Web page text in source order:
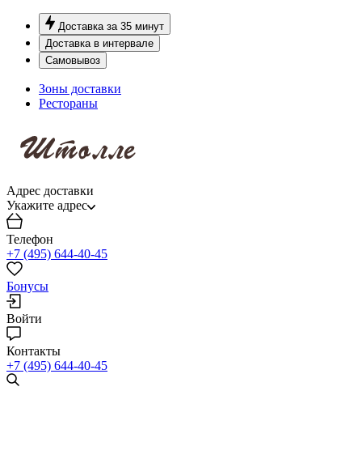
Доставка за 35 минут
Доставка в интервале
Самовывоз
Зоны доставки
Рестораны
Адрес доставки
Укажите адрес
Телефон
+7 (495) 644-40-45
Бонусы
Войти
Контакты
+7 (495) 644-40-45